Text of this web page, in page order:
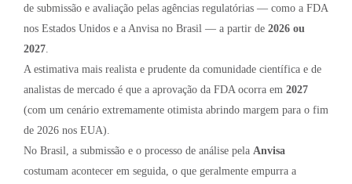
de submissão e avaliação pelas agências regulatórias — como a FDA
nos Estados Unidos e a Anvisa no Brasil — a partir de 2026 ou
2027
A estimativa mais realista e prudente da comunidade científica e de
analistas de mercado é que a aprovação da FDA ocorra em 2027
(com um cenário extremamente otimista abrindo margem para o fim
de 2026 nos EUA).
No Brasil, a submissão e o processo de análise pela Anvisa
costumam acontecer em seguida, o que geralmente empurra a